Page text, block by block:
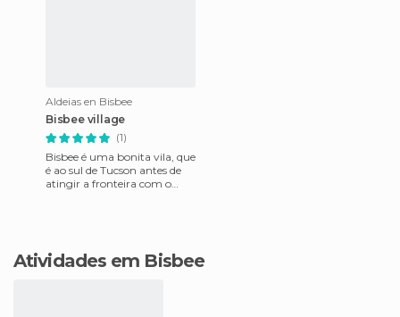
Aldeias en Bisbee
Bisbee village
(1)
Bisbee é uma bonita vila, que
é ao sul de Tucson antes de
atingir a fronteira com o
Atividades em Bisbee